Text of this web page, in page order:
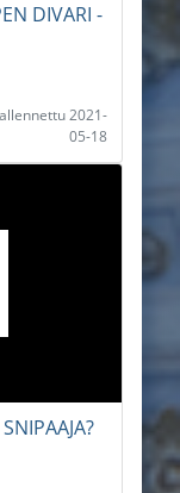
DIVARI -
2021-
05-18